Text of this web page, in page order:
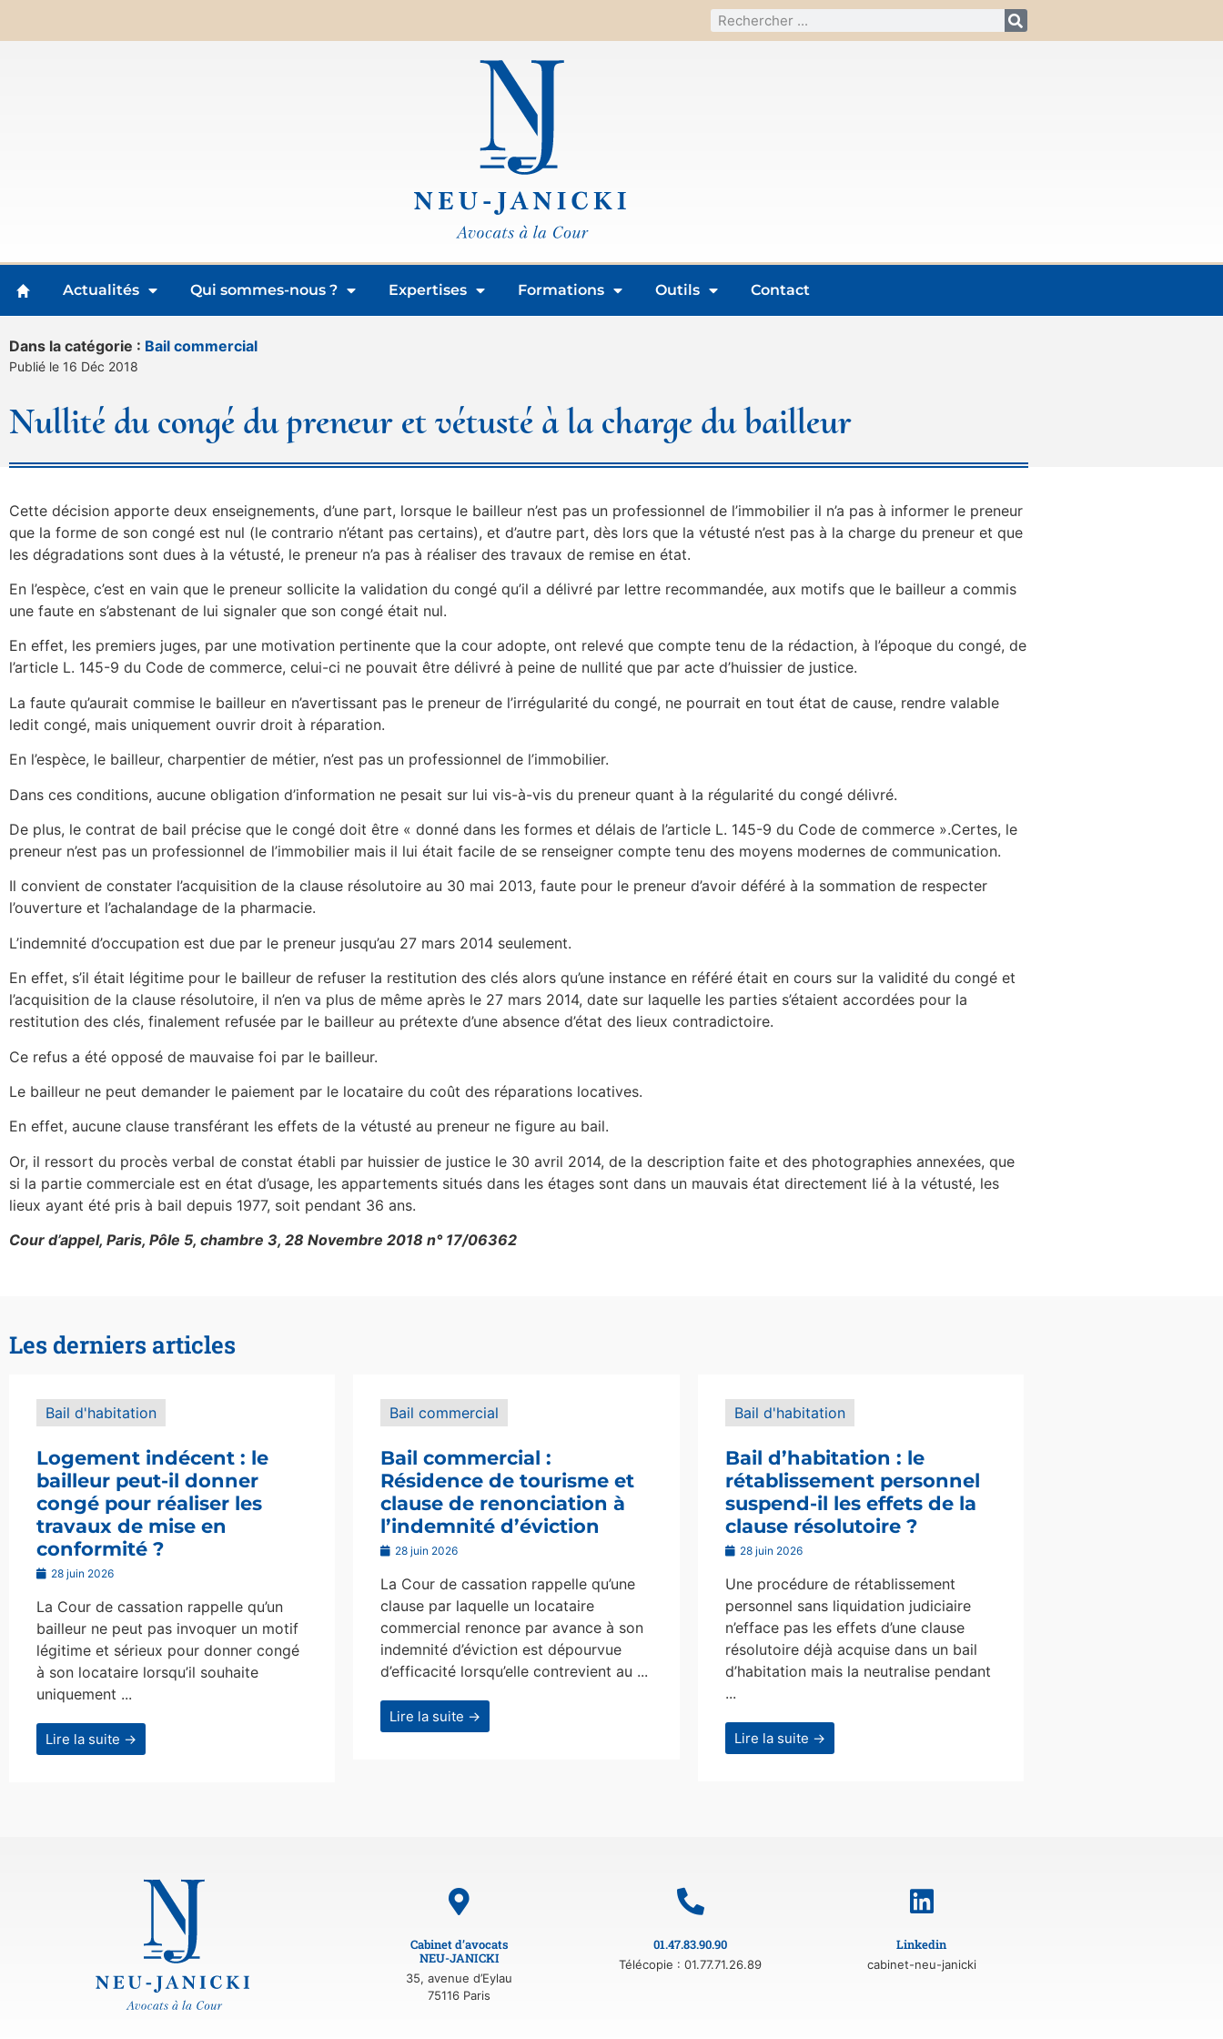
Actualités Qui sommes-nous ? Expertises Formations Outils Contact
Dans la catégorie : Bail commercial
Publié le 16 Déc 2018
Nullité du congé du preneur et vétusté à la charge du bailleur
Cette décision apporte deux enseignements, d’une part, lorsque le bailleur n’est pas un professionnel de l’immobilier il n’a pas à informer le preneur
que la forme de son congé est nul (le contrario n’étant pas certains), et d’autre part, dès lors que la vétusté n’est pas à la charge du preneur et que
les dégradations sont dues à la vétusté, le preneur n’a pas à réaliser des travaux de remise en état.
En l’espèce, c’est en vain que le preneur sollicite la validation du congé qu’il a délivré par lettre recommandée, aux motifs que le bailleur a commis
une faute en s’abstenant de lui signaler que son congé était nul.
En effet, les premiers juges, par une motivation pertinente que la cour adopte, ont relevé que compte tenu de la rédaction, à l’époque du congé, de
l’article L. 145-9 du Code de commerce, celui-ci ne pouvait être délivré à peine de nullité que par acte d’huissier de justice.
La faute qu’aurait commise le bailleur en n’avertissant pas le preneur de l’irrégularité du congé, ne pourrait en tout état de cause, rendre valable
ledit congé, mais uniquement ouvrir droit à réparation.
En l’espèce, le bailleur, charpentier de métier, n’est pas un professionnel de l’immobilier.
Dans ces conditions, aucune obligation d’information ne pesait sur lui vis-à-vis du preneur quant à la régularité du congé délivré.
De plus, le contrat de bail précise que le congé doit être « donné dans les formes et délais de l’article L. 145-9 du Code de commerce ».Certes, le
preneur n’est pas un professionnel de l’immobilier mais il lui était facile de se renseigner compte tenu des moyens modernes de communication.
Il convient de constater l’acquisition de la clause résolutoire au 30 mai 2013, faute pour le preneur d’avoir déféré à la sommation de respecter
l’ouverture et l’achalandage de la pharmacie.
L’indemnité d’occupation est due par le preneur jusqu’au 27 mars 2014 seulement.
En effet, s’il était légitime pour le bailleur de refuser la restitution des clés alors qu’une instance en référé était en cours sur la validité du congé et
l’acquisition de la clause résolutoire, il n’en va plus de même après le 27 mars 2014, date sur laquelle les parties s’étaient accordées pour la
restitution des clés, finalement refusée par le bailleur au prétexte d’une absence d’état des lieux contradictoire.
Ce refus a été opposé de mauvaise foi par le bailleur.
Le bailleur ne peut demander le paiement par le locataire du coût des réparations locatives.
En effet, aucune clause transférant les effets de la vétusté au preneur ne figure au bail.
Or, il ressort du procès verbal de constat établi par huissier de justice le 30 avril 2014, de la description faite et des photographies annexées, que
si la partie commerciale est en état d’usage, les appartements situés dans les étages sont dans un mauvais état directement lié à la vétusté, les
lieux ayant été pris à bail depuis 1977, soit pendant 36 ans.
Cour d’appel, Paris, Pôle 5, chambre 3, 28 Novembre 2018 n° 17/06362
Les derniers articles
Bail d'habitation
Logement indécent : le
bailleur peut-il donner
congé pour réaliser les
travaux de mise en
conformité ?
28 juin 2026
La Cour de cassation rappelle qu’un
bailleur ne peut pas invoquer un motif
légitime et sérieux pour donner congé
à son locataire lorsqu’il souhaite
uniquement ...
Lire la suite →
Bail commercial
Bail commercial :
Résidence de tourisme et
clause de renonciation à
l’indemnité d’éviction
28 juin 2026
La Cour de cassation rappelle qu’une
clause par laquelle un locataire
commercial renonce par avance à son
indemnité d’éviction est dépourvue
d’efficacité lorsqu’elle contrevient au ...
Lire la suite →
Bail d'habitation
Bail d’habitation : le
rétablissement personnel
suspend-il les effets de la
clause résolutoire ?
28 juin 2026
Une procédure de rétablissement
personnel sans liquidation judiciaire
n’efface pas les effets d’une clause
résolutoire déjà acquise dans un bail
d’habitation mais la neutralise pendant
...
Lire la suite →
Cabinet d’avocats
NEU-JANICKI
35, avenue d’Eylau
75116 Paris
01.47.83.90.90
Télécopie : 01.77.71.26.89
Linkedin
cabinet-neu-janicki